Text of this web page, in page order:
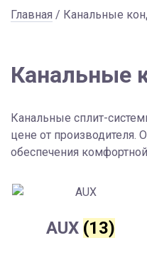
Главная / Канальные
Канальные
Канальные сплит-
цене от производителя.
обеспечения
AUX (13)